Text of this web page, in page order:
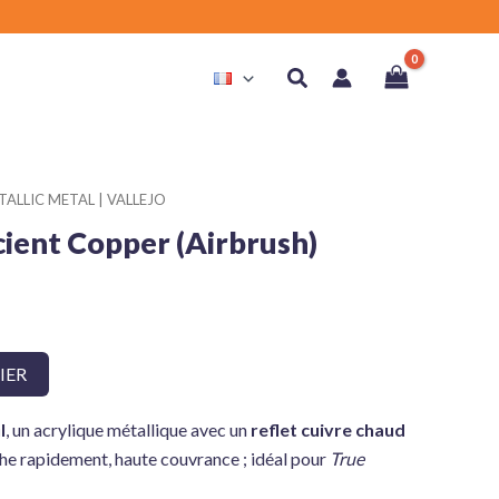
Rechercher
METAL | VALLEJO
Copper (Airbrush)
, un acrylique métallique avec un reflet cuivre chaud
rapidement, haute couvrance ; idéal pour True